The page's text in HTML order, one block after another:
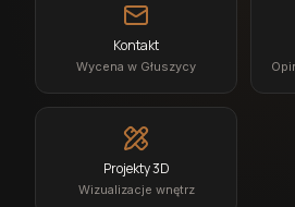
Kontakt
Wycena w Głuszycy
Projekty 3D
Wizualizacje wnętrz